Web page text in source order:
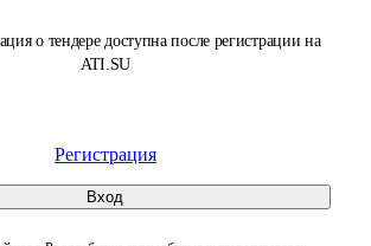
о тендере доступна после регистрации на
ATI.SU
Регистрация
Вход